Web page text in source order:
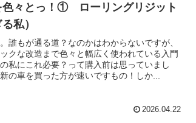
色々とっ！① ローリングリジット
私）
誰もが通る道？なのかはわからないですが、
クな改造まで色々と幅広く使われている入門
私にこれ必要？って購入前は思っていまし
の車を買った方が速いですもの！しか...
2026.04.22